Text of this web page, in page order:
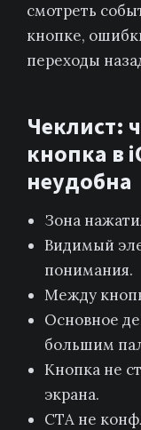
смотреть
кнопке,
переходы
Чеклист:
кнопка в
неудобна
Зона
Видимый
понимания.
Между
Основное
большим
Кнопка не
экрана.
CTA не